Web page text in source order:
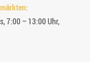
7:00 – 13:00 Uhr,